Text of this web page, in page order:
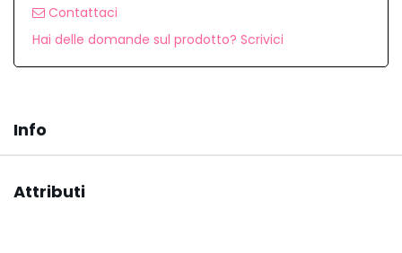
Contattaci
Hai delle domande sul prodotto? Scrivici
Info
Attributi